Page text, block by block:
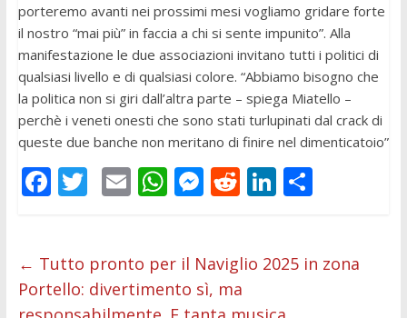
porteremo avanti nei prossimi mesi vogliamo gridare forte
il nostro “mai più” in faccia a chi si sente impunito”. Alla
manifestazione le due associazioni invitano tutti i politici di
qualsiasi livello e di qualsiasi colore. “Abbiamo bisogno che
la politica non si giri dall’altra parte – spiega Miatello –
perchè i veneti onesti che sono stati turlupinati dal crack di
queste due banche non meritano di finire nel dimenticatoio”
F
b
o
T
er
E
l
W
s
A
M
e
n
R
di
t
Li
e
C
di
← Tutto pronto per il Naviglio 2025 in zona
Portello: divertimento sì, ma